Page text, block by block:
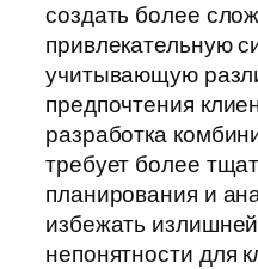
создать более
привлекательную
учитывающую
предпочтения
разработка
требует более
планирования и
избежать
непонятности для